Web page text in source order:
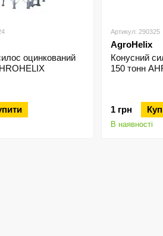
оцинкований
Артикул: 290325
AgroHelix
Конусний
150 тонн
1 грн
В наявності